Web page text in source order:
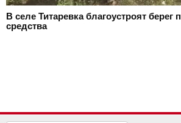
В селе Титаревка благоустроят берег
средства